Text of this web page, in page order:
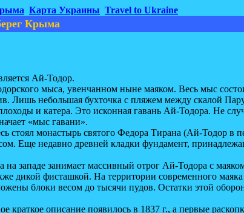
Карта Украины Travel to Ukraine
Крыма
Ай-Тодор.
мыса, увенчанном ныне маяком. Весь мыс
Лишь небольшая бухточка с пляжем между скалой
и катера. Это исконная гавань Ай-Тодора. Не
«мыс гавани».
монастырь святого Федора Тирана (Ай-Тодор в
Еще недавно древней кладки фундамент,
занимает массивный отрог Ай-Тодора с
дикой фисташкой. На территории современного
блоки весом до тысячи пудов. Остатки этой
описание появилось в 1837 г., а первые